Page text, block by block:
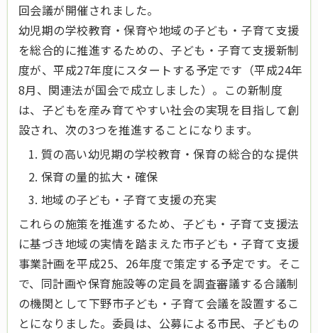
回会議が開催されました。
幼児期の学校教育・保育や地域の子ども・子育て支援
を総合的に推進するための、子ども・子育て支援新制
度が、平成27年度にスタートする予定です（平成24年
8月、関連法が国会で成立しました）。この新制度
は、子どもを産み育てやすい社会の実現を目指して創
設され、次の3つを推進することになります。
質の高い幼児期の学校教育・保育の総合的な提供
保育の量的拡大・確保
地域の子ども・子育て支援の充実
これらの施策を推進するため、子ども・子育て支援法
に基づき地域の実情を踏まえた市子ども・子育て支援
事業計画を平成25、26年度で策定する予定です。そこ
で、同計画や保育施設等の定員を調査審議する合議制
の機関として下野市子ども・子育て会議を設置するこ
とになりました。委員は、公募による市民、子どもの